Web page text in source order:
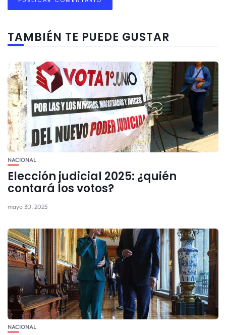
TAMBIÉN TE PUEDE GUSTAR
NACIONAL
Elección judicial 2025: ¿quién
contará los votos?
mayo 30, 2025
NACIONAL